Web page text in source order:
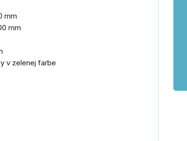
mm
mm
v zelenej farbe